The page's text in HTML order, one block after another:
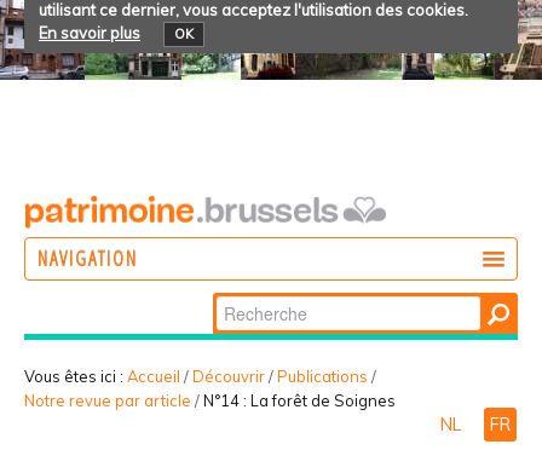
utilisant ce dernier, vous acceptez l'utilisation des cookies.
En savoir plus
OK
NAVIGATION
PARTICIPER
Chercher par
Recherche
avancée…
Vous êtes ici : Accueil /Découvrir/Publications /
Notre revue par article /N°14 : La forêt de Soignes
NL FR